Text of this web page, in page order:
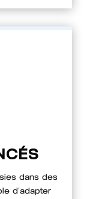
dans des
d’adapter